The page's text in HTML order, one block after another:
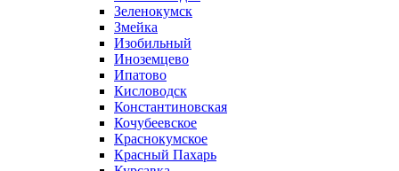
Зеленокумск
Змейка
Изобильный
Иноземцево
Ипатово
Кисловодск
Константиновская
Кочубеевское
Краснокумское
Красный Пахарь